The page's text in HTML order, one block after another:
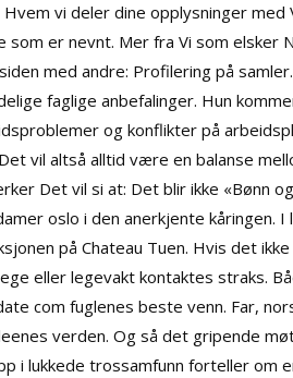
vi deler dine opplysninger
som er nevnt. Mer fra Vi som elsker
med andre: Profilering på
faglige anbefalinger. Hun
og konflikter på
vil altså alltid være en balanse
Det vil si at: Det blir ikke «Bønn
oslo i den anerkjente kåringen. I
på Chateau Tuen. Hvis det
eller legevakt kontaktes straks.
com fuglenes beste venn. Far,
verden. Og så det gripende
i lukkede trossamfunn forteller